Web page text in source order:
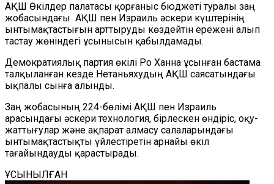
АҚШ Өкілдер палатасы қорғаныс бюджеті туралы заң
жобасындағы АҚШ пен Израиль әскери күштерінің
ынтымақтастығын арттыруды көздейтін ережені алып
тастау жөніндегі ұсынысын қабылдамады.
Демократиялық партия өкілі Ро Ханна ұсынған бастама
талқыланған кезде Нетаньяхудың АҚШ саясатындағы
ықпалы сынға алынды.
Заң жобасының 224-бөлімі АҚШ пен Израиль
арасындағы әскери технология, бірлескен өндіріс, оқу-
жаттығулар және ақпарат алмасу салаларындағы
ынтымақтастықты үйлестіретін арнайы өкіл
тағайындауды қарастырады.
ҰСЫНЫЛҒАН